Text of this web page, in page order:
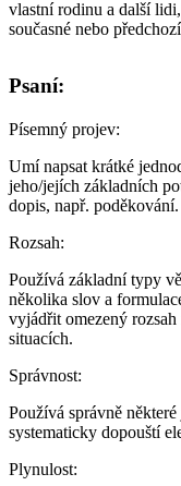
vlastní rodinu a další
současné nebo
Psaní:
Písemný projev:
Umí napsat krátké
jeho/jejích základních
dopis, např. poděkování.
Rozsah:
Používá základní typy
několika slov a
vyjádřit omezený
situacích.
Správnost:
Používá správně
systematicky dopouští
Plynulost: